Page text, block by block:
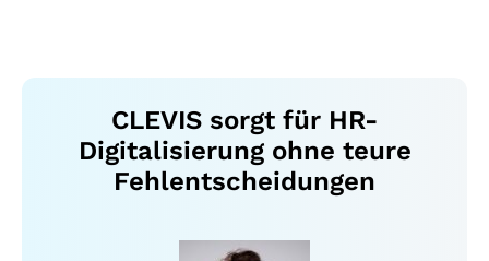
CLEVIS sorgt für HR-
Digitalisierung ohne teure
Fehlentscheidungen